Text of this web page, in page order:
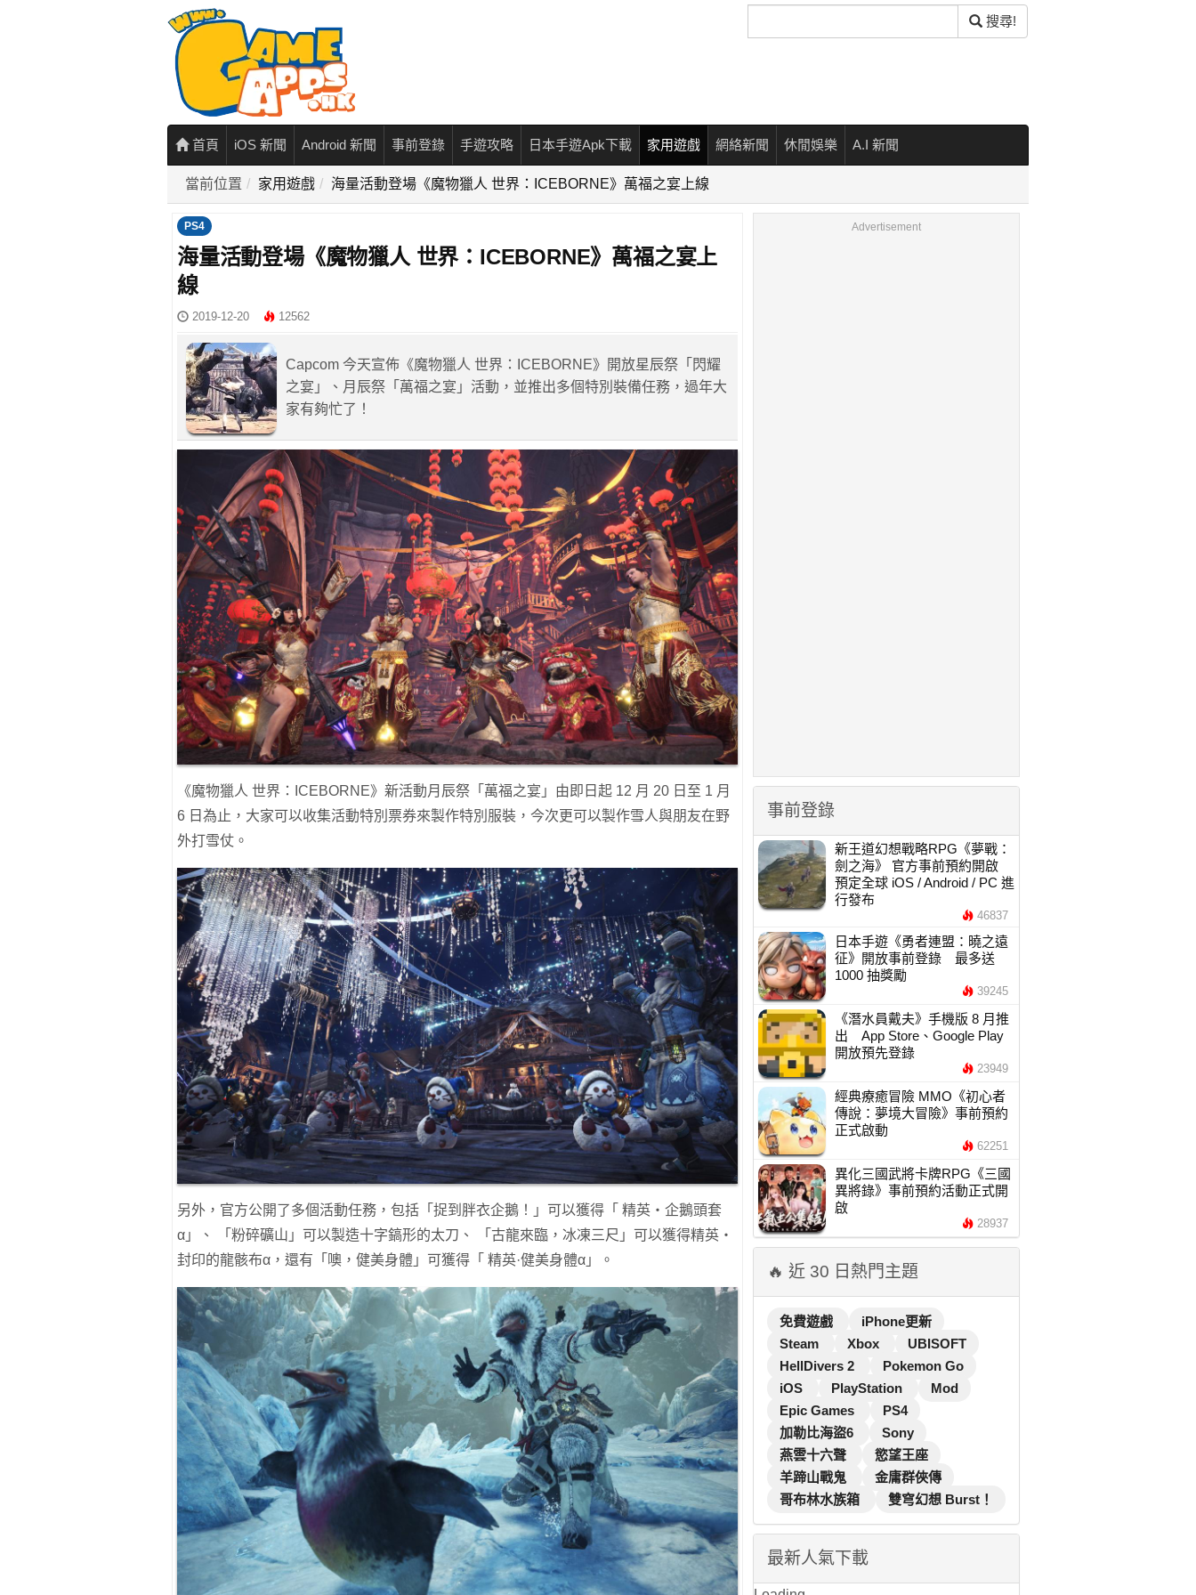
尋
搜尋!
首頁 iOS 新聞 Android 新聞 事前登錄 手遊攻略 日本手遊Apk下載 家用遊戲 網絡新聞 休閒娛樂 A.I 新聞
當前位置 家用遊戲 海量活動登場《魔物獵人 世界：ICEBORNE》萬福之宴上線
PS4
海量活動登場《魔物獵人 世界：ICEBORNE》萬福之宴上
線
2019-12-20 12562
Capcom 今天宣佈《魔物獵人 世界：ICEBORNE》開放星辰祭「閃耀
之宴」、月辰祭「萬福之宴」活動，並推出多個特別裝備任務，過年大
家有夠忙了！
《魔物獵人 世界：ICEBORNE》新活動月辰祭「萬福之宴」由即日起 12 月 20 日至 1 月
6 日為止，大家可以收集活動特別票券來製作特別服裝，今次更可以製作雪人與朋友在野
外打雪仗。
另外，官方公開了多個活動任務，包括「捉到胖衣企鵝！」可以獲得「 精英‧企鵝頭套
α」、 「粉碎礦山」可以製造十字鎬形的太刀、 「古龍來臨，冰凍三尺」可以獲得精英‧
封印的龍骸布α，還有「噢，健美身體」可獲得「 精英·健美身體α」。
Advertisement
事前登錄
新王道幻想戰略RPG《夢戰：
劍之海》 官方事前預約開啟
預定全球 iOS / Android / PC 進
行發布
46837
日本手遊《勇者連盟：曉之遠
征》開放事前登錄 最多送
1000 抽獎勵
39245
《潛水員戴夫》手機版 8 月推
出 App Store、Google Play
開放預先登錄
23949
經典療癒冒險 MMO《初心者
傳說：夢境大冒險》事前預約
正式啟動
62251
異化三國武將卡牌RPG《三國
異將錄》事前預約活動正式開
啟
28937
🔥 近 30 日熱門主題
免費遊戲
iPhone更新
Steam
Xbox
UBISOFT
HellDivers 2
Pokemon Go
iOS
PlayStation
Mod
Epic Games
PS4
加勒比海盜6
Sony
燕雲十六聲
慾望王座
羊蹄山戰鬼
金庸群俠傳
哥布林水族箱
雙穹幻想 Burst！
最新人氣下載